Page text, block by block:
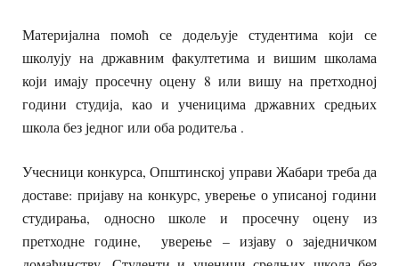
Материјална помоћ се додељује студентима који се
школују на државним факултетима и вишим школама
који имају просечну оцену 8 или вишу на претходној
години студија, као и ученицима државних средњих
школа без једног или оба родитеља .
Учесници конкурса, Општинској управи Жабари треба да
доставе: пријаву на конкурс, уверење о уписаној години
студирања, односно школе и просечну оцену из
претходне године, уверење – изјаву о заједничком